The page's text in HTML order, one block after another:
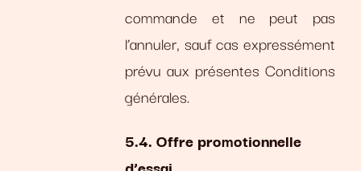
commande et ne peut pas
l’annuler, sauf cas expressément
prévu aux présentes Conditions
générales.
5.4. Offre promotionnelle
d’essai